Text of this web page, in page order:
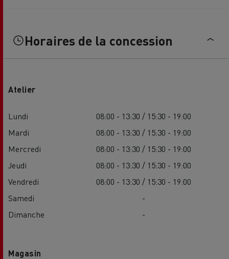
Horaires de la concession
Atelier
Lundi
08:00 - 13:30 / 15:30 - 19:00
Mardi
08:00 - 13:30 / 15:30 - 19:00
Mercredi
08:00 - 13:30 / 15:30 - 19:00
Jeudi
08:00 - 13:30 / 15:30 - 19:00
Vendredi
08:00 - 13:30 / 15:30 - 19:00
Samedi
-
Dimanche
-
Magasin